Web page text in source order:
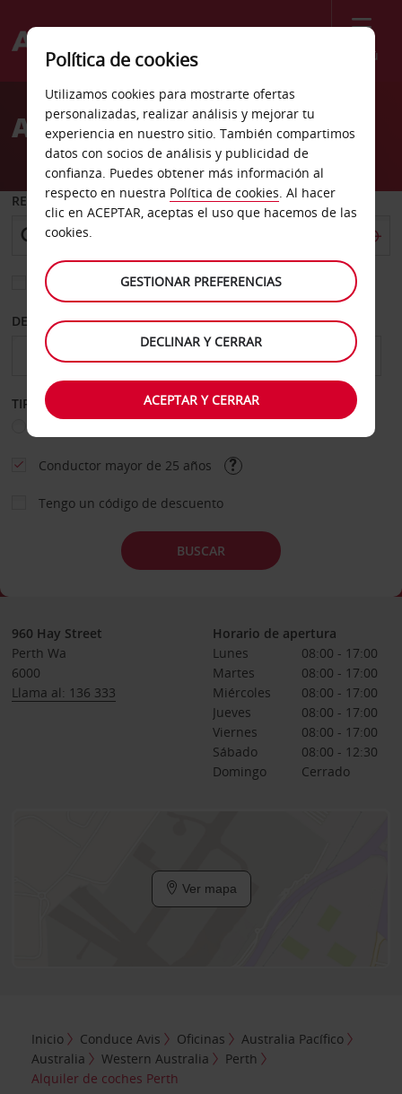
Menú
Welcome
AvisAlquiler de coches Perth
RECOGER EN
Elegir otra oficina de devolución
DESDE HASTA
TIPO DE ALQUILER
Conductor mayor de 25 años
Tengo un código de descuento
BUSCAR
960 Hay Street
Perth Wa
6000
Llama al: 136 333
Horario de apertura
Lunes
08:00 - 17:00
Martes
08:00 - 17:00
Miércoles
08:00 - 17:00
Jueves
08:00 - 17:00
Viernes
08:00 - 17:00
Sábado
08:00 - 12:30
Domingo
Cerrado
Ver mapa
Inicio Conduce Avis Oficinas
Australia Pacífico
Australia
Western Australia
Perth
Alquiler de coches Perth
Política de cookies
Utilizamos cookies para mostrarte ofertas
personalizadas, realizar análisis y mejorar tu
experiencia en nuestro sitio. También compartimos
datos con socios de análisis y publicidad de
confianza. Puedes obtener más información al
respecto en nuestra Política de cookies. Al hacer
clic en ACEPTAR, aceptas el uso que hacemos de las
cookies.
GESTIONAR PREFERENCIAS
DECLINAR Y CERRAR
ACEPTAR Y CERRAR